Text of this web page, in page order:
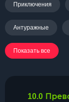
Приключения
Антуражные
Показать все
10.0